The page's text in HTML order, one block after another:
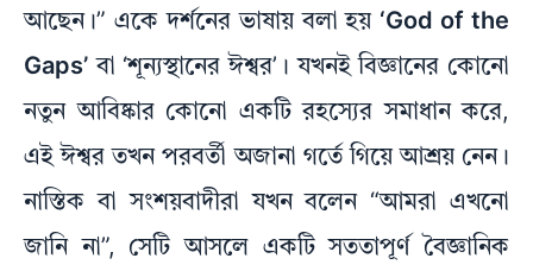
আছেন।” একে দর্শনের ভাষায় বলা হয় ‘God of the
Gaps’ বা ‘শূন্যস্থানের ঈশ্বর’। যখনই বিজ্ঞানের কোনো
নতুন আবিষ্কার কোনো একটি রহস্যের সমাধান করে,
এই ঈশ্বর তখন পরবর্তী অজানা গর্তে গিয়ে আশ্রয় নেন।
নাস্তিক বা সংশয়বাদীরা যখন বলেন “আমরা এখনো
জানি না”, সেটি আসলে একটি সততাপূর্ণ বৈজ্ঞানিক